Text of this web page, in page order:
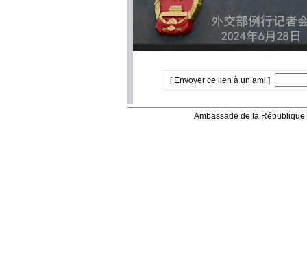
[ Envoyer ce lien à un ami ]
Ambassade de la